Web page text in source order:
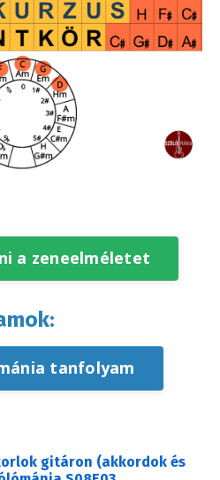
a zeneelméletet
tanfolyam
gitáron (akkordok és